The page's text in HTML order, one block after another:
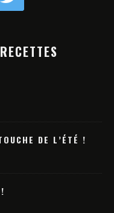
DE L’ÉTÉ !